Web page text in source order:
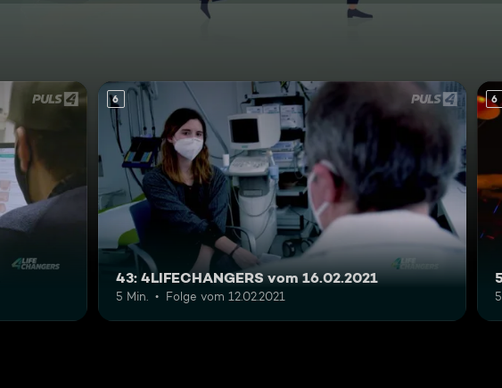
6
43: 4LIFECHANGERS vom 16.02.2021
5 Min. Folge vom 12.02.2021
6